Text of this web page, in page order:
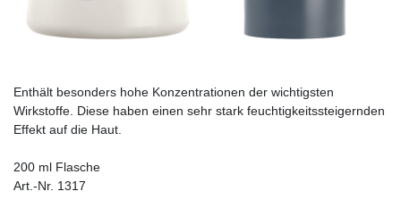
Enthält besonders hohe Konzentrationen der wichtigsten
Wirkstoffe. Diese haben einen sehr stark feuchtigkeitssteigernden
Effekt auf die Haut.
200 ml Flasche
Art.-Nr. 1317